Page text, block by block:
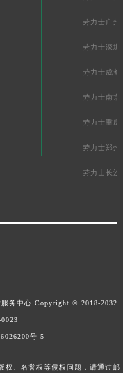
劳力士广州
劳力士深圳
劳力士成都
劳力士南京
劳力士重庆
劳力士郑州
劳力士长沙
务中心 Copyright © 2018-2032
号-5
权、名誉权等侵权问题，请通过邮